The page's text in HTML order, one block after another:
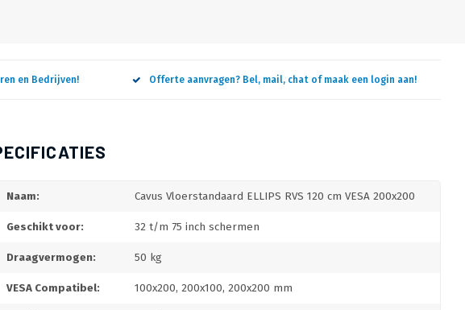
en Bedrijven! Offerte aanvragen? Bel, mail, chat of maak een login aan!
Naam: Cavus Vloerstandaard ELLIPS RVS 120 cm VESA 200x200
Geschikt voor: 32 t/m 75 inch schermen
Draagvermogen: 50 kg
VESA Compatibel: 100x200, 200x100, 200x200 mm